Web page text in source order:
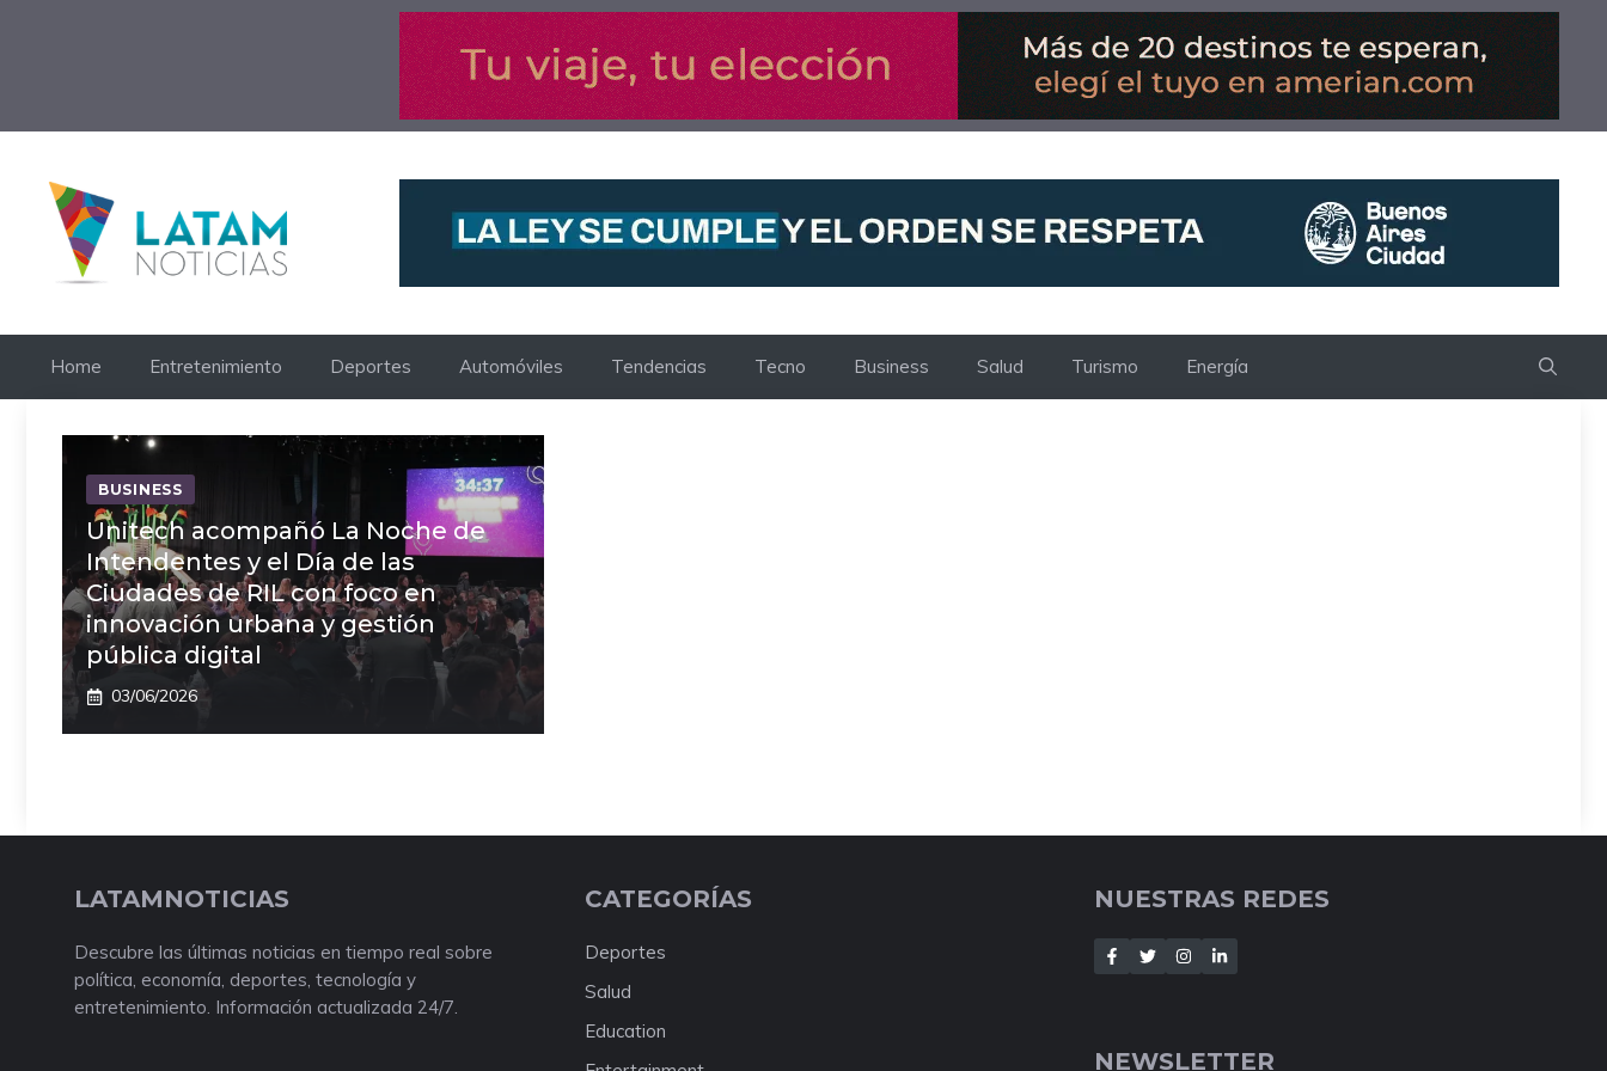
Home Entretenimiento Deportes Automóviles Tendencias Tecno Business Salud Turismo Energía
BUSINESS
Unitech acompañó La Noche de
Intendentes y el Día de las
Ciudades de RIL con foco en
innovación urbana y gestión
pública digital
03/06/2026
LATAMNOTICIAS
Descubre las últimas noticias en tiempo real sobre
política, economía, deportes, tecnología y
entretenimiento. Información actualizada 24/7.
CATEGORÍAS
Deportes
Salud
Education
NUESTRAS REDES
NEWSLETTER